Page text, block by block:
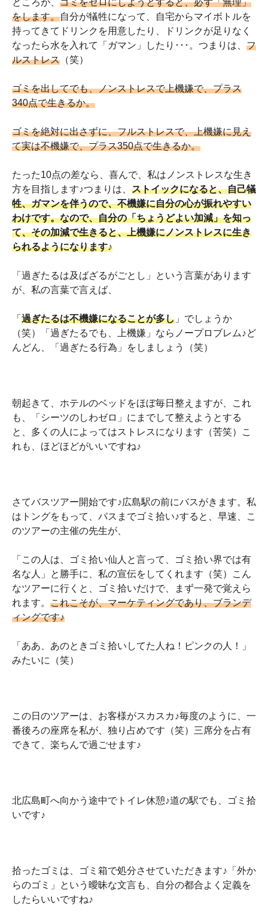
ところが、 ゴミをゼロにしようとすると、必ず「無理」
をします。自分が犠牲になって、自宅からマイボトルを
持ってきてドリンクを用意したり、ドリンクが足りなく
なったら水を入れて「ガマン」したり･･･。つまりは、 フ
ルストレス （笑）
ゴミを出してでも、ノンストレスで上機嫌で、プラス
340点で生きるか。
ゴミを絶対に出さずに、フルストレスで、上機嫌に見え
て実は不機嫌で、プラス350点で生きるか。
たった10点の差なら、喜んで、私はノンストレスな生き
方を目指します♪つまりは、 ストイックになると、自己犠
牲、ガマンを伴うので、不機嫌に自分の心が振れやすい
わけです。なので、自分の「ちょうどよい加減」を知っ
て、その加減で生きると、上機嫌にノンストレスに生き
られるようになります♪
「過ぎたるは及ばざるがごとし」という言葉があります
が、私の言葉で言えば、
「 過ぎたるは不機嫌になることが多し 」でしょうか
（笑）「過ぎたるでも、上機嫌」ならノープロブレム♪ど
んどん、「過ぎたる行為」をしましょう（笑）
朝起きて、ホテルのベッドをほぼ毎日整えますが、これ
も、「シーツのしわゼロ」にまでして整えようとする
と、多くの人によってはストレスになります（苦笑）こ
れも、ほどほどがいいですね♪
さてバスツアー開始です♪広島駅の前にバスがきます。私
はトングをもって、バスまでゴミ拾い♪すると、早速、こ
のツアーの主催の先生が、
「この人は、ゴミ拾い仙人と言って、ゴミ拾い界では有
名な人」と勝手に、私の宣伝をしてくれます（笑）こん
なツアーに行くと、ゴミ拾いだけで、まず一発で覚えら
れます。 これこそが、マーケティングであり、ブランデ
ィングです♪
「ああ、あのときゴミ拾いしてた人ね！ピンクの人！」
みたいに（笑）
この日のツアーは、お客様がスカスカ♪毎度のように、一
番後ろの座席を私が、独り占めです（笑）三席分を占有
できて、楽ちんで過ごせます♪
北広島町へ向かう途中でトイレ休憩♪道の駅でも、ゴミ拾
いです♪
拾ったゴミは、ゴミ箱で処分させていただきます♪「外か
らのゴミ」という曖昧な文言も、自分の都合よく定義を
したらいいですね♪